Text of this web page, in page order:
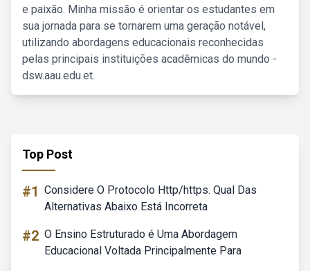
e paixão. Minha missão é orientar os estudantes em
sua jornada para se tornarem uma geração notável,
utilizando abordagens educacionais reconhecidas
pelas principais instituições acadêmicas do mundo -
dsw.aau.edu.et.
Top Post
#1 Considere O Protocolo Http/https. Qual Das
Alternativas Abaixo Está Incorreta
#2 O Ensino Estruturado é Uma Abordagem
Educacional Voltada Principalmente Para